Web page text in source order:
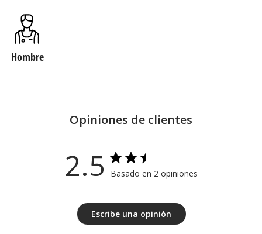
Hombre
Opiniones de clientes
2.5 Basado en 2 opiniones
Escribe una opinión